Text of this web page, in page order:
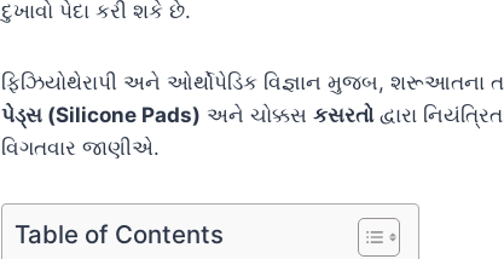
દુખાવો પેદા કરી શકે છે.
ફિઝિયોથેરાપી અને ઓર્થોપેડિક વિજ્ઞાન મુજબ,
પેડ્સ (Silicone Pads) અને ચોક્કસ કસરતોદ્વારા
વિગતવાર જાણીએ.
Table of Contents